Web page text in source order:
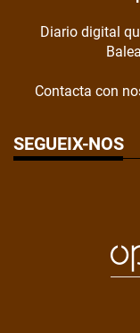
Diario digital
Contacta con
SEGUEIX-NOS